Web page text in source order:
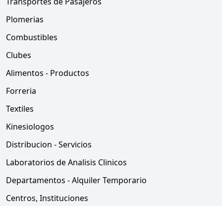
Plomerias
Combustibles
Clubes
Alimentos - Productos
Forreria
Textiles
Kinesiologos
Distribucion - Servicios
Laboratorios de Analisis Clinicos
Departamentos - Alquiler Temporario
Centros, Instituciones